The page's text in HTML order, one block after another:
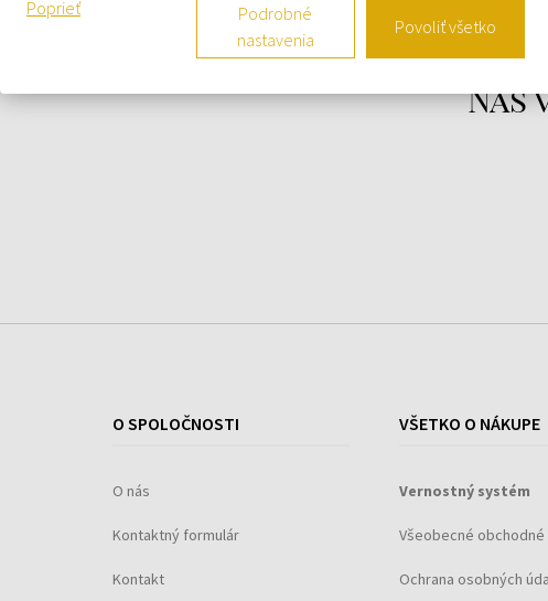
Popis
odtiene sú vhodné na všetky odtiene pleti a
paletka obsahuje aplikátor na očné tiene.
Druh produktu: Paletky
Náš
O SPOLOČNOSTI
O nás
Kontaktný formulár
Kontakt
VŠETKO O NÁKUPE
Vernostný systém
Všeobecné
Ochrana osobných
Poprieť
Podrobné
nastavenia
Povoliť všetko